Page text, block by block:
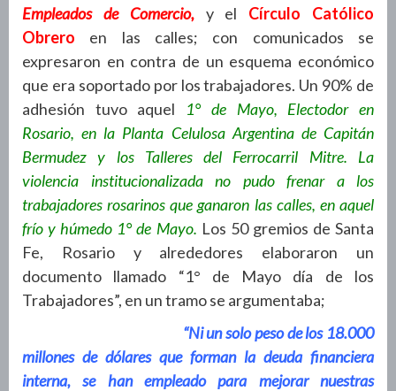
Empleados de Comercio,y el Círculo Católico
Obrero en las calles; con comunicados se
expresaron en contra de un esquema económico
que era soportado por los trabajadores. Un 90% de
adhesión tuvo aquel 1° de Mayo, Electodor en
Rosario, en la Planta Celulosa Argentina de Capitán
Bermudez y los Talleres del Ferrocarril Mitre. La
violencia institucionalizada no pudo frenar a los
trabajadores rosarinos que ganaron las calles, en aquel
frío y húmedo 1° de Mayo. Los 50 gremios de Santa
Fe, Rosario y alrededores elaboraron un
documento llamado “1° de Mayo día de los
Trabajadores”, en un tramo se argumentaba;
“Ni un solo peso de los 18.000
millones de dólares que forman la deuda financiera
interna, se han empleado para mejorar nuestras